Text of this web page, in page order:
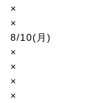
×
×
8/10(月)
×
×
×
×